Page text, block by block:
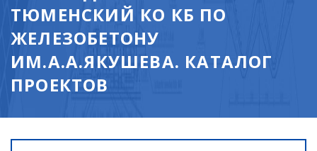
ТЮМЕНСКИЙ КО КБ ПО
ЖЕЛЕЗОБЕТОНУ
ИМ.А.А.ЯКУШЕВА. КАТАЛОГ
ПРОЕКТОВ